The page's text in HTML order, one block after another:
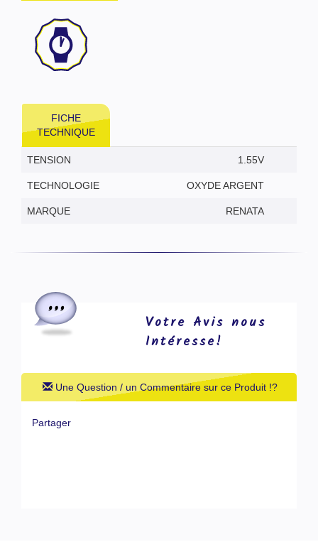
FICHE
TECHNIQUE
TENSION 1.55V
TECHNOLOGIE OXYDE ARGENT
MARQUE RENATA
Votre Avis nous
Intéresse!
Une Question / un Commentaire sur ce Produit !?
Partager